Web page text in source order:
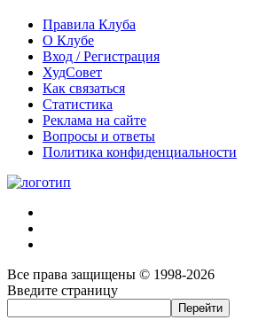
Правила Клуба
О Клубе
Вход / Регистрация
ХудСовет
Как связаться
Статистика
Реклама на сайте
Вопросы и ответы
Политика конфиденциальности
Все права защищены © 1998-2026
Введите страницу